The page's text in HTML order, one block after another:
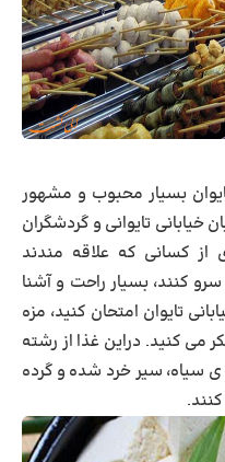
بسیار محبوب و مشهور
تایوانی و گردشگران
از کسانی که علاقه مندند
کنند، بسیار راحت و آشنا
تایوان امتحان کنید، مزه
می کنید. دراین غذا از رشته
سیر خرد شده و گرده